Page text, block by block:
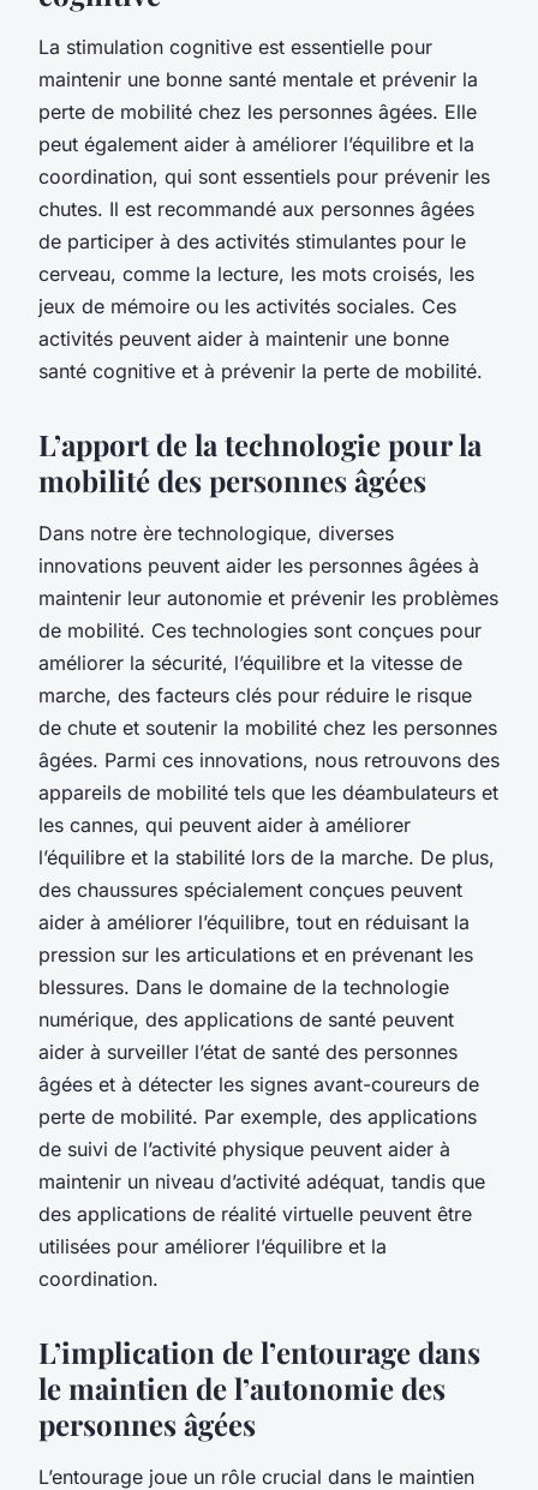
La stimulation cognitive est essentielle pour
maintenir une bonne santé mentale et prévenir la
perte de mobilité chez les personnes âgées. Elle
peut également aider à améliorer l’équilibre et la
coordination, qui sont essentiels pour prévenir les
chutes. Il est recommandé aux personnes âgées
de participer à des activités stimulantes pour le
cerveau, comme la lecture, les mots croisés, les
jeux de mémoire ou les activités sociales. Ces
activités peuvent aider à maintenir une bonne
santé cognitive et à prévenir la perte de mobilité.
L’apport de la technologie pour la
mobilité des personnes âgées
Dans notre ère technologique, diverses
innovations peuvent aider les personnes âgées à
maintenir leur autonomie et prévenir les problèmes
de mobilité. Ces technologies sont conçues pour
améliorer la sécurité, l’équilibre et la vitesse de
marche, des facteurs clés pour réduire le risque
de chute et soutenir la mobilité chez les personnes
âgées. Parmi ces innovations, nous retrouvons des
appareils de mobilité tels que les déambulateurs et
les cannes, qui peuvent aider à améliorer
l’équilibre et la stabilité lors de la marche. De plus,
des chaussures spécialement conçues peuvent
aider à améliorer l’équilibre, tout en réduisant la
pression sur les articulations et en prévenant les
blessures. Dans le domaine de la technologie
numérique, des applications de santé peuvent
aider à surveiller l’état de santé des personnes
âgées et à détecter les signes avant-coureurs de
perte de mobilité. Par exemple, des applications
de suivi de l’activité physique peuvent aider à
maintenir un niveau d’activité adéquat, tandis que
des applications de réalité virtuelle peuvent être
utilisées pour améliorer l’équilibre et la
coordination.
L’implication de l’entourage dans
le maintien de l’autonomie des
personnes âgées
L’entourage joue un rôle crucial dans le maintien